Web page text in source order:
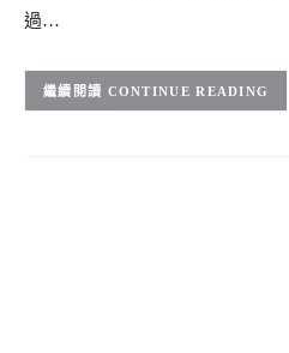
過…
CONTINUE READING